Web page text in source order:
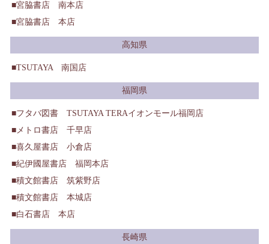
宮脇書店 南本店
宮脇書店 本店
高知県
TSUTAYA 南国店
福岡県
フタバ図書 TSUTAYA TERAイオンモール福岡店
メトロ書店 千早店
喜久屋書店 小倉店
紀伊國屋書店 福岡本店
積文館書店 筑紫野店
積文館書店 本城店
白石書店 本店
長崎県